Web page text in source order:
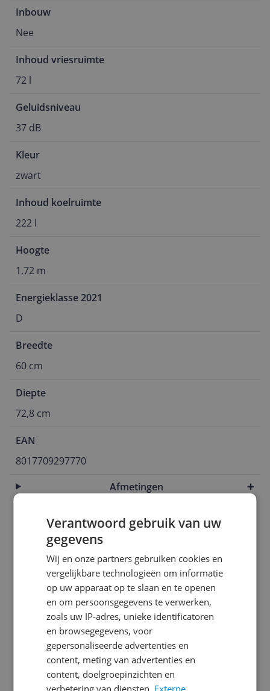
Inbouw
Nee
Inhoud vriesruimte
72 l
Geluidsniveau
37 dB
Kleur
zwart
Inhoud koelruimte
222 l
Hoogte
1,72 m
Energieklasse 2021
D
Breedte
60 cm
Diepte
72,8 cm
EAN
8017709297770
Afmetingen
Algemene kenmerken
Energie
Energieverbruik
Functies
Fysieke kenmerken
Koelkenmerken
Mogelijke vereisten instellen en gebruik
Verantwoord gebruik van uw
gegevens
Wij en onze partners gebruiken cookies en
vergelijkbare technologieën om informatie
op uw apparaat op te slaan en te openen
en om persoonsgegevens te verwerken,
zoals uw IP-adres, unieke identificatoren
en browsegegevens, voor
gepersonaliseerde advertenties en
content, meting van advertenties en
content, doelgroepinzichten en
verbetering van diensten. Externe